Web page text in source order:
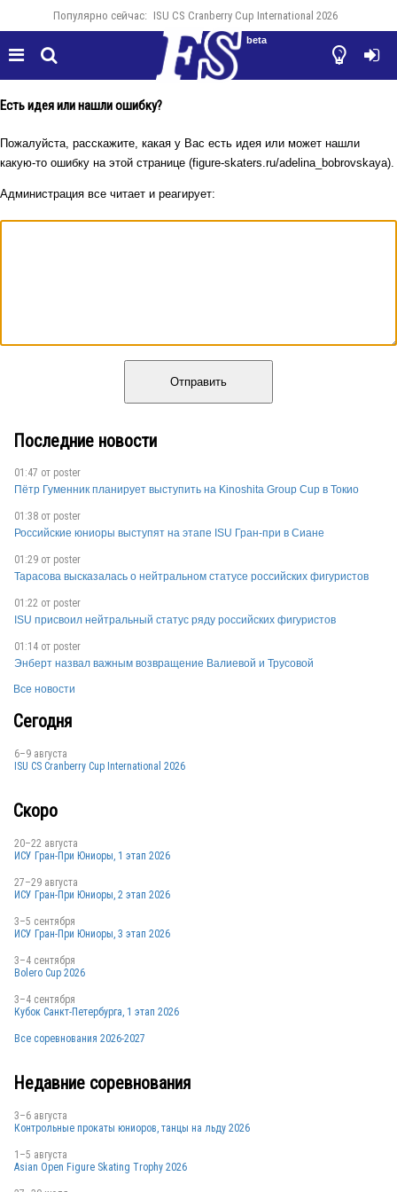
Популярно сейчас: ISU CS Cranberry Cup International 2026
  

beta
Есть идея или нашли ошибку?
Пожалуйста, расскажите, какая у Вас есть идея или может нашли
какую-то ошибку на этой странице (figure-skaters.ru/adelina_bobrovskaya).
Администрация все читает и реагирует:
Отправить
Последние новости
01:47 от poster
Пётр Гуменник планирует выступить на Kinoshita Group Cup в Токио
01:38 от poster
Российские юниоры выступят на этапе ISU Гран-при в Сиане
01:29 от poster
Тарасова высказалась о нейтральном статусе российских фигуристов
01:22 от poster
ISU присвоил нейтральный статус ряду российских фигуристов
01:14 от poster
Энберт назвал важным возвращение Валиевой и Трусовой
Все новости
Сегодня
6–9 августа
ISU CS Cranberry Cup International 2026
Скоро
20–22 августа
ИСУ Гран-При Юниоры, 1 этап 2026
27–29 августа
ИСУ Гран-При Юниоры, 2 этап 2026
3–5 сентября
ИСУ Гран-При Юниоры, 3 этап 2026
3–4 сентября
Bolero Cup 2026
3–4 сентября
Кубок Санкт-Петербурга, 1 этап 2026
Все соревнования 2026-2027
Недавние соревнования
3–6 августа
Контрольные прокаты юниоров, танцы на льду 2026
1–5 августа
Asian Open Figure Skating Trophy 2026